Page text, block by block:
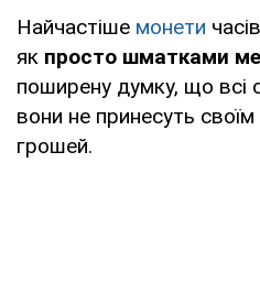
Найчастіше монети
як просто шматками
поширену думку, що всі
вони не принесуть
грошей.